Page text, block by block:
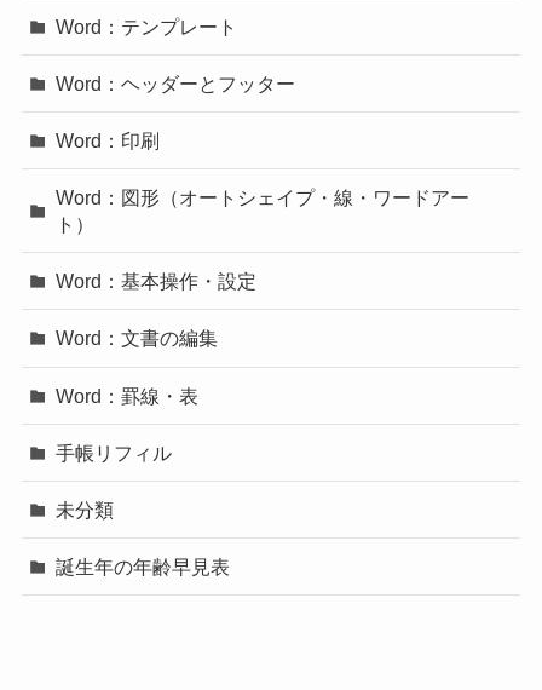
Word：テンプレート
Word：ヘッダーとフッター
Word：印刷
Word：図形（オートシェイプ・線・ワードアー
ト）
Word：基本操作・設定
Word：文書の編集
Word：罫線・表
手帳リフィル
未分類
誕生年の年齢早見表